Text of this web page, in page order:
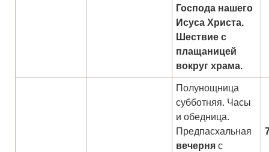
Господа нашего
Исуса Христа.
Шествие с
плащаницей
вокруг храма.
Полунощница
субботняя. Часы
и обедница.
Предпасхальная
вечерня с